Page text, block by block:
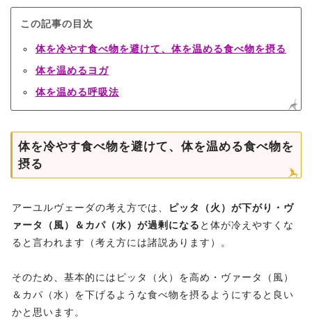
この記事の目次
体を冷やす食べ物を避けて、体を温める食べ物を摂る
体を温めるヨガ
体を温める呼吸法
体を冷やす食べ物を避けて、体を温める食べ物を
摂る
アーユルヴェーダの考え方では、
ピッタ（火）が下がり・ヴ
ァータ（風）＆カパ（水）が過剰になる と体が冷えやすくな
ると言われます（考え方には諸説あります）。
そのため、基本的にはピッタ（火）を高め・ヴァータ（風）
＆カパ（水）を下げるような食べ物を摂るようにすると良い
かと思います。